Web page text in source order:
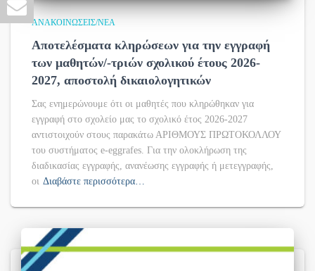
ΑΝΑΚΟΙΝΏΣΕΙΣ/ΝΈΑ
Αποτελέσματα κληρώσεων για την εγγραφή
των μαθητών/-τριών σχολικού έτους 2026-
2027, αποστολή δικαιολογητικών
Σας ενημερώνουμε ότι οι μαθητές που κληρώθηκαν για
εγγραφή στο σχολείο μας το σχολικό έτος 2026-2027
αντιστοιχούν στους παρακάτω ΑΡΙΘΜΟΥΣ ΠΡΩΤΟΚΟΛΛΟΥ
του συστήματος e-eggrafes. Για την ολοκλήρωση της
διαδικασίας εγγραφής, ανανέωσης εγγραφής ή μετεγγραφής,
οι Διαβάστε περισσότερα…